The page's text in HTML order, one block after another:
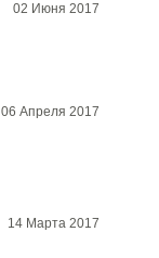
02 Июня 2017
06 Апреля 2017
14 Марта 2017